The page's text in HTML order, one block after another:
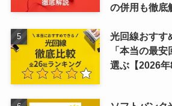
の併用も徹底
光回線おすす
「本当の最
選ぶ【2026年